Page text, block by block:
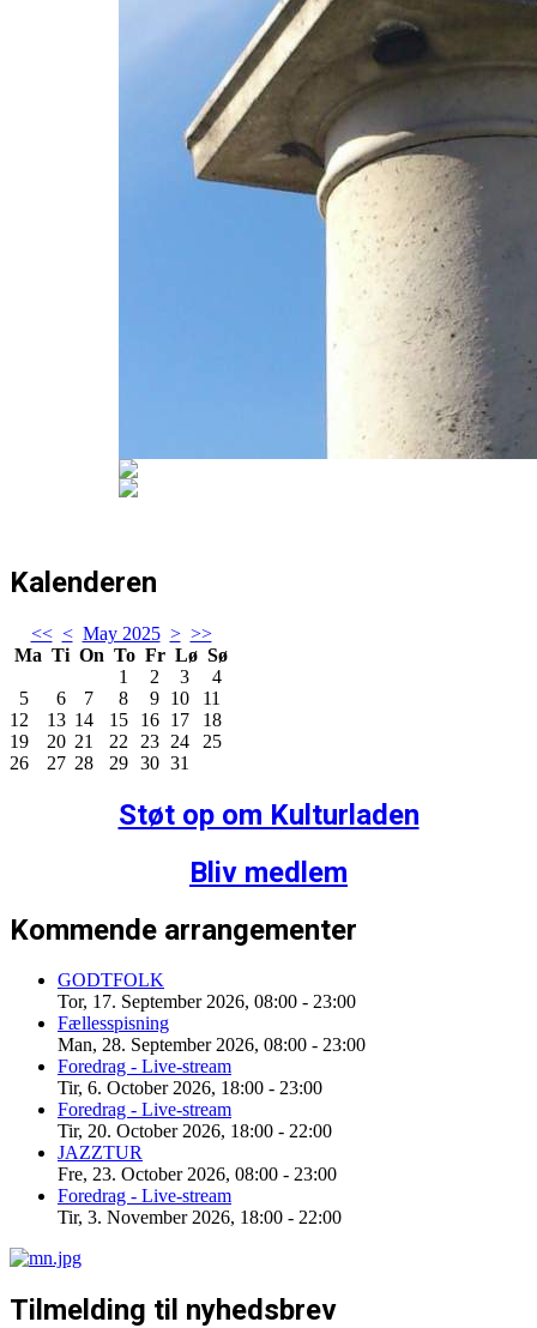
Kalenderen
<< < May 2025 > >>
Ma Ti On To Fr Lø Sø
1
2 3
4
5
6 7 8 9 10
11
12
13 14 15 16 17
18
19
20 21 22 23 24
25
26
27 28 29 30 31
Støt op om Kulturladen
Bliv medlem
Kommende arrangementer
GODTFOLK
Tor, 17. September 2026, 08:00 - 23:00
Fællesspisning
Man, 28. September 2026, 08:00 - 23:00
Foredrag - Live-stream
Tir, 6. October 2026, 18:00 - 23:00
Foredrag - Live-stream
Tir, 20. October 2026, 18:00 - 22:00
JAZZTUR
Fre, 23. October 2026, 08:00 - 23:00
Foredrag - Live-stream
Tir, 3. November 2026, 18:00 - 22:00
Tilmelding til nyhedsbrev